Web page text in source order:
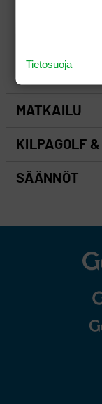
MATKAILU
KILPAGOLF
SÄÄNNÖT
Tietosuoja